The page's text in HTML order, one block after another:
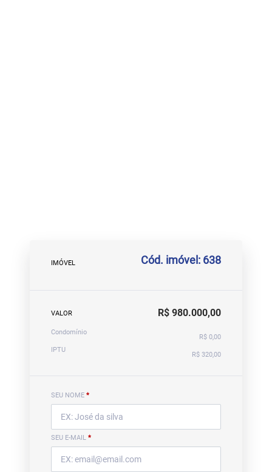
IMÓVEL Cód. imóvel: 638
VALOR R$ 980.000,00
Condomínio
R$ 0,00
IPTU
R$ 320,00
SEU NOME *
SEU E-MAIL *